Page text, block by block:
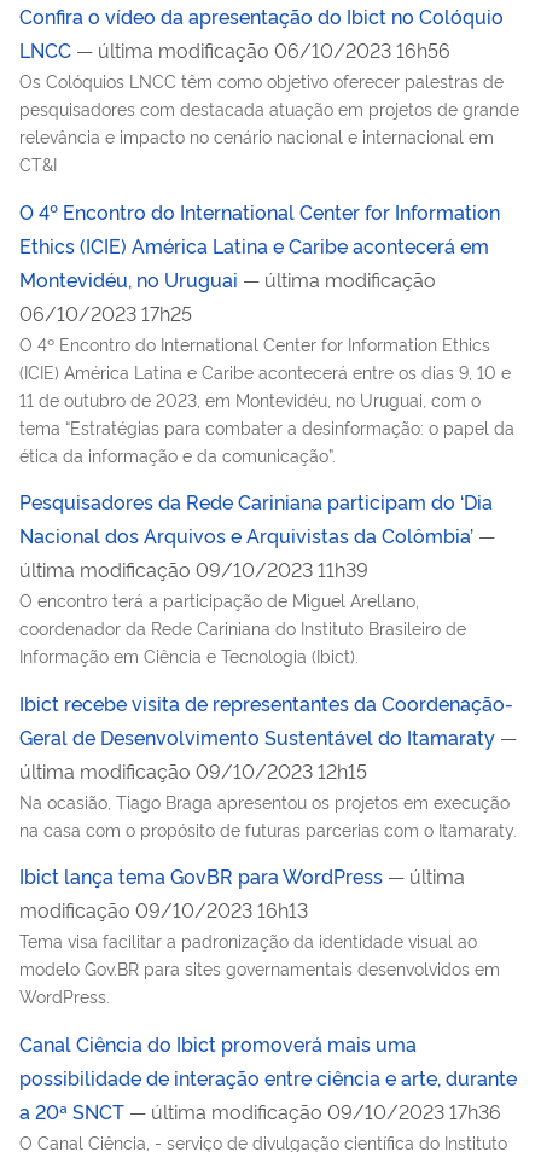
Confira o vídeo da apresentação do Ibict no Colóquio
LNCC — última modificação 06/10/2023 16h56
Os Colóquios LNCC têm como objetivo oferecer palestras de
pesquisadores com destacada atuação em projetos de grande
relevância e impacto no cenário nacional e internacional em
CT&I
O 4º Encontro do International Center for Information
Ethics (ICIE) América Latina e Caribe acontecerá em
Montevidéu, no Uruguai — última modificação
06/10/2023 17h25
O 4º Encontro do International Center for Information Ethics
(ICIE) América Latina e Caribe acontecerá entre os dias 9, 10 e
11 de outubro de 2023, em Montevidéu, no Uruguai, com o
tema “Estratégias para combater a desinformação: o papel da
ética da informação e da comunicação”.
Pesquisadores da Rede Cariniana participam do ‘Dia
Nacional dos Arquivos e Arquivistas da Colômbia’ —
última modificação 09/10/2023 11h39
O encontro terá a participação de Miguel Arellano,
coordenador da Rede Cariniana do Instituto Brasileiro de
Informação em Ciência e Tecnologia (Ibict).
Ibict recebe visita de representantes da Coordenação-
Geral de Desenvolvimento Sustentável do Itamaraty —
última modificação 09/10/2023 12h15
Na ocasião, Tiago Braga apresentou os projetos em execução
na casa com o propósito de futuras parcerias com o Itamaraty.
Ibict lança tema GovBR para WordPress — última
modificação 09/10/2023 16h13
Tema visa facilitar a padronização da identidade visual ao
modelo Gov.BR para sites governamentais desenvolvidos em
WordPress.
Canal Ciência do Ibict promoverá mais uma
possibilidade de interação entre ciência e arte, durante
a 20ª SNCT — última modificação 09/10/2023 17h36
O Canal Ciência, - serviço de divulgação científica do Instituto